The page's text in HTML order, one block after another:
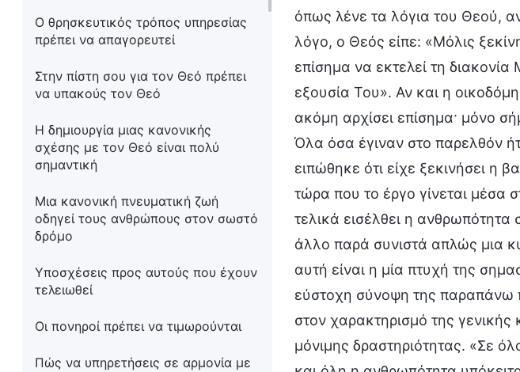
Ο θρησκευτικός τρόπος υπηρεσίας
πρέπει να απαγορευτεί
Στην πίστη σου για τον Θεό πρέπει
να υπακούς τον Θεό
Η δημιουργία μιας κανονικής
σχέσης με τον Θεό είναι πολύ
σημαντική
Μια κανονική πνευματική ζωή
οδηγεί τους ανθρώπους στον σωστό
δρόμο
Υποσχέσεις προς αυτούς που έχουν
τελειωθεί
Οι πονηροί πρέπει να τιμωρούνται
Πώς να υπηρετήσεις σε αρμονία με
όπως λένε τα λόγια του Θεού,
λόγο, ο Θεός είπε: «Μόλις
επίσημα να εκτελεί τη
εξουσία Του». Αν και η
ακόμη αρχίσει επίσημα· μόνο
Όλα όσα έγιναν στο παρελθόν
ειπώθηκε ότι είχε ξεκινήσει η
τώρα που το έργο γίνεται μέσα
τελικά εισέλθει η
άλλο παρά συνιστά απλώς μια
αυτή είναι η μία πτυχή της
εύστοχη σύνοψη της παραπάνω
στον χαρακτηρισμό της
μόνιμης δραστηριότητας. «Σε